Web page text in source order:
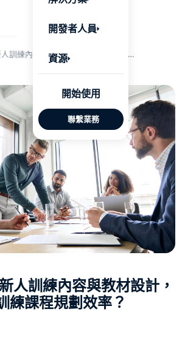
AI 驅動
發展計
來自核
的可信
匯入
自動標
習內容
成
開發者人員
資源
開始使用
聯繫業務
訓練內容與教材設計，並提升教育
人訓練內容與教材設計，
練課程規劃效率？